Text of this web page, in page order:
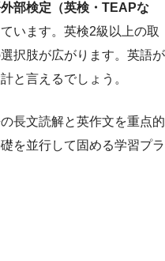
部検定（英検・TEAPな
います。英検2級以上の取
択肢が広がります。英語が
と言えるでしょう。
長文読解と英作文を重点的
を並行して固める学習プラ